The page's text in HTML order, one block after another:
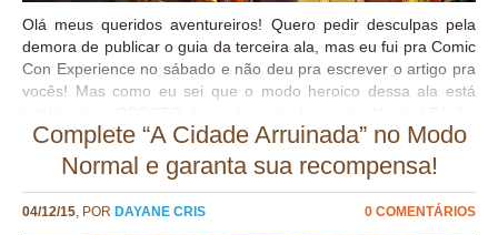
Olá meus queridos aventureiros! Quero pedir desculpas pela
demora de publicar o guia da terceira ala, mas eu fui pra Comic
Con Experience no sábado e não deu pra escrever o artigo pra
vocês! Mas como eu sei que o modo heroico dessa ala está
Heroic tá fod***, eu tenho certeza que muita gente ainda não
conseguiu completar. Então bora lá parar de perder tempo na
tentativa e erro e GG derrotar todos eles! o// Lorde Serpespeto
HEROICO No modo heroico você precisa se preocupar em ter
lacaios em campo para lidar com as Nagas Bufadas que ele vai
Complete “A Cidade Arruinada” no Modo
Normal e garanta sua recompensa!
04/12/15, POR DAYANE CRIS 0 COMENTÁRIOS